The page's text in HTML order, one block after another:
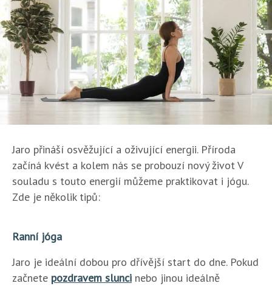
Jaro přináší osvěžující a oživující energii. Příroda
začíná kvést a kolem nás se probouzí nový život V
souladu s touto energií můžeme praktikovat i jógu.
Zde je několik tipů:
Ranní jóga
Jaro je ideální dobou pro dřívější start do dne. Pokud
začnete pozdravem slunci nebo jinou ideálně